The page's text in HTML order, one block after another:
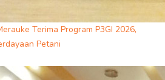
Terima Program P3GI 2026,
Petani